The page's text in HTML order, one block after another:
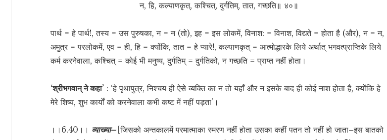
न, हि, कल्याणकृत्, कश्चित्, दुर्गतिम्, तात, गच्छति॥ ४०॥
पार्थ = हे पार्थ!, तस्य = उस पुरुषका, न = न (तो), इह = इस लोकमें, विनाश: = विनाश, विद्यते = होता है (और), न = न,
अमुत्र = परलोकमें, एव = ही, हि = क्योंकि, तात = हे प्यारे!, कल्याणकृत् = आत्मोद्धारके लिये अर्थात् भगवत्प्राप्तिके लिये
कर्म करनेवाला, कश्चित् = कोई भी मनुष्य, दुर्गतिम् = दुर्गतिको, न गच्छति = प्राप्त नहीं होता।
‘श्रीभगवान् ने कहा’ : ‘हे पृथापुत्र, निश्चय ही ऐसे व्यक्ति का न तो यहाँ और न इसके बाद ही कोई नाश होता है, क्योंकि हे
मेरे शिष्य, शुभ कार्यों को करनेवाला कभी कष्ट में नहीं पड़ता’।
।।6.40।। व्याख्या– [जिसको अन्तकालमें परमात्माका स्मरण नहीं होता उसका कहीं पतन तो नहीं हो जाता–इस बातको